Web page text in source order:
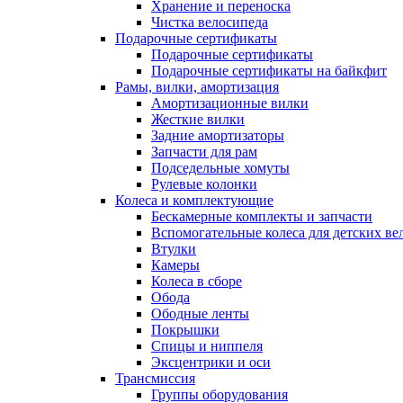
Хранение и переноска
Чистка велосипеда
Подарочные сертификаты
Подарочные сертификаты
Подарочные сертификаты на байкфит
Рамы, вилки, амортизация
Амортизационные вилки
Жесткие вилки
Задние амортизаторы
Запчасти для рам
Подседельные хомуты
Рулевые колонки
Колеса и комплектующие
Бескамерные комплекты и запчасти
Вспомогательные колеса для детских
Втулки
Камеры
Колеса в сборе
Обода
Ободные ленты
Покрышки
Спицы и ниппеля
Эксцентрики и оси
Трансмиссия
Группы оборудования